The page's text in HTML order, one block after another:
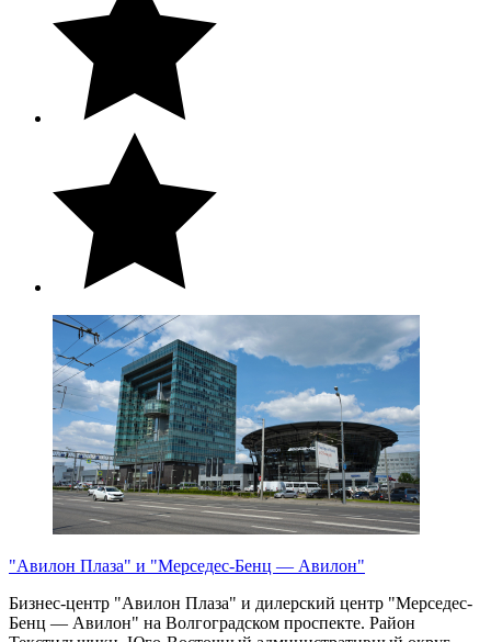
"Авилон Плаза" и "Мерседес-Бенц — Авилон"
Бизнес-центр "Авилон Плаза" и дилерский центр "Мерседес-
Бенц — Авилон" на Волгоградском проспекте. Район